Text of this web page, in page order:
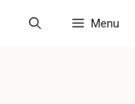
Menu